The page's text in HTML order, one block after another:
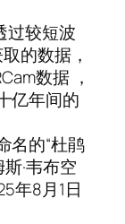
过较短波
的数据，
数据 ，
亿年间的
名的“杜鹃
·韦布空
年8月1日